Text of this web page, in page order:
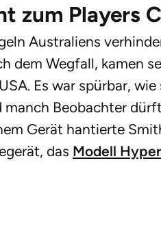
zum Players
Australiens
dem Wegfall, kamen
Es war spürbar,
Beobachter
Gerät hantierte
das Modell